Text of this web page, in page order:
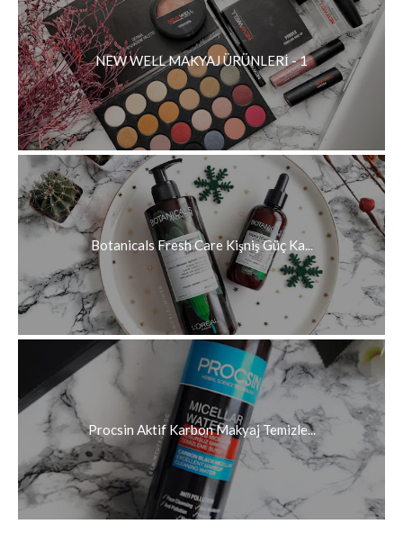
NEW WELL MAKYAJ ÜRÜNLERİ - 1
Botanicals Fresh Care Kişniş Güç Ka...
Procsin Aktif Karbon Makyaj Temizle...